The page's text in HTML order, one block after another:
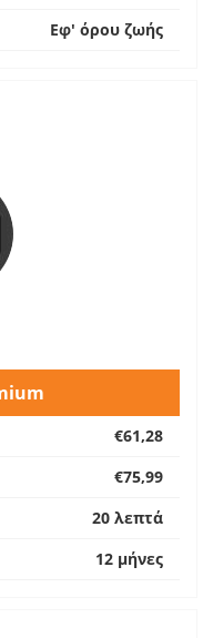
Εφ' όρου ζωής
€61,28
€75,99
20 λεπτά
12 μήνες